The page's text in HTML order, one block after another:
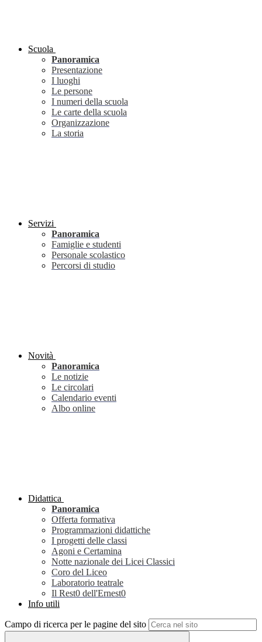
Scuola
Panoramica
Presentazione
I luoghi
Le persone
I numeri della scuola
Le carte della scuola
Organizzazione
La storia
Servizi
Panoramica
Famiglie e studenti
Personale scolastico
Percorsi di studio
Novità
Panoramica
Le notizie
Le circolari
Calendario eventi
Albo online
Didattica
Panoramica
Offerta formativa
Programmazioni didattiche
I progetti delle classi
Agoni e Certamina
Notte nazionale dei Licei Classici
Coro del Liceo
Laboratorio teatrale
Il Rest0 dell'Ernest0
Info utili
Campo di ricerca per le pagine del sito